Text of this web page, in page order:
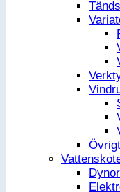
Övrigt
Dynor